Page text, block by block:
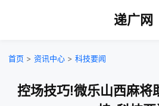
递广网
首页 > 资讯中心 > 科技要闻
控场技巧!微乐山西麻将